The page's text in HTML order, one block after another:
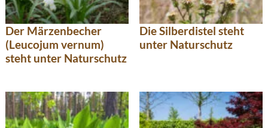
Der Märzenbecher
(Leucojum vernum)
steht unter Naturschutz
Die Silberdistel steht
unter Naturschutz